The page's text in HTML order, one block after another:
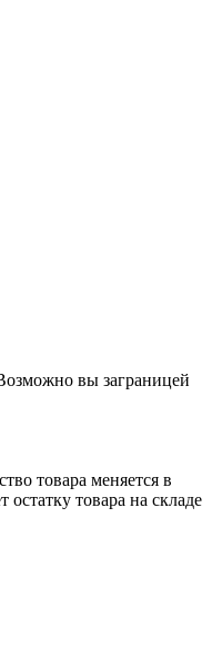
вы заграницей
товара меняется в
остатку товара на складе